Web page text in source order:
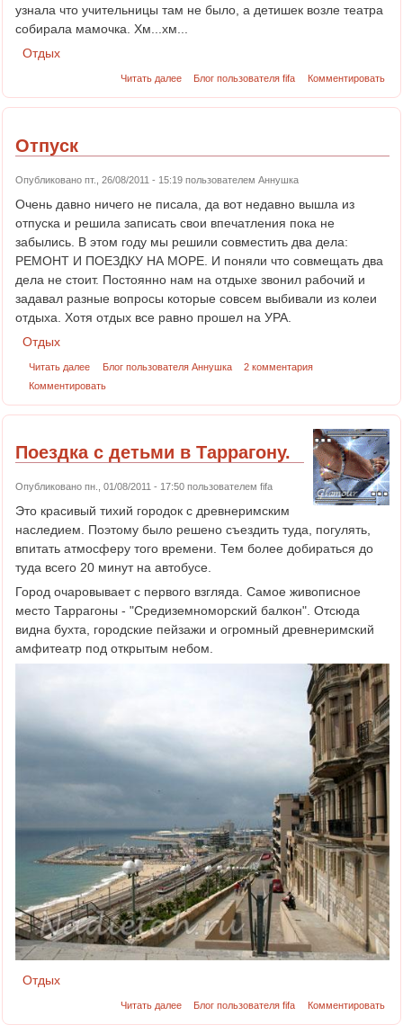
узнала что учительницы там не было, а детишек возле театра
собирала мамочка. Хм...хм...
Отдых
Читать далее Блог пользователя fifa Комментировать
Отпуск
Опубликовано пт., 26/08/2011 - 15:19 пользователем Аннушка
Очень давно ничего не писала, да вот недавно вышла из
отпуска и решила записать свои впечатления пока не
забылись. В этом году мы решили совместить два дела:
РЕМОНТ И ПОЕЗДКУ НА МОРЕ. И поняли что совмещать два
дела не стоит. Постоянно нам на отдыхе звонил рабочий и
задавал разные вопросы которые совсем выбивали из колеи
отдыха. Хотя отдых все равно прошел на УРА.
Отдых
Читать далее Блог пользователя Аннушка
2 комментария
Комментировать
Поездка с детьми в Таррагону.
Опубликовано пн., 01/08/2011 - 17:50 пользователем fifa
Это красивый тихий городок с древнеримским
наследием. Поэтому было решено съездить туда, погулять,
впитать атмосферу того времени. Тем более добираться до
туда всего 20 минут на автобусе.
Город очаровывает с первого взгляда. Самое живописное
место Таррагоны - "Средиземноморский балкон". Отсюда
видна бухта, городские пейзажи и огромный древнеримский
амфитеатр под открытым небом.
Отдых
Читать далее Блог пользователя fifa Комментировать